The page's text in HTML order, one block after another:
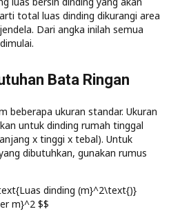
total luas dinding dikurangi area
Dari angka inilah semua
Bata Ringan
beberapa ukuran standar. Ukuran
untuk dinding rumah tinggal
x tinggi x tebal). Untuk
dibutuhkan, gunakan rumus
dinding (m}^2\text{)}
m}^2 $$